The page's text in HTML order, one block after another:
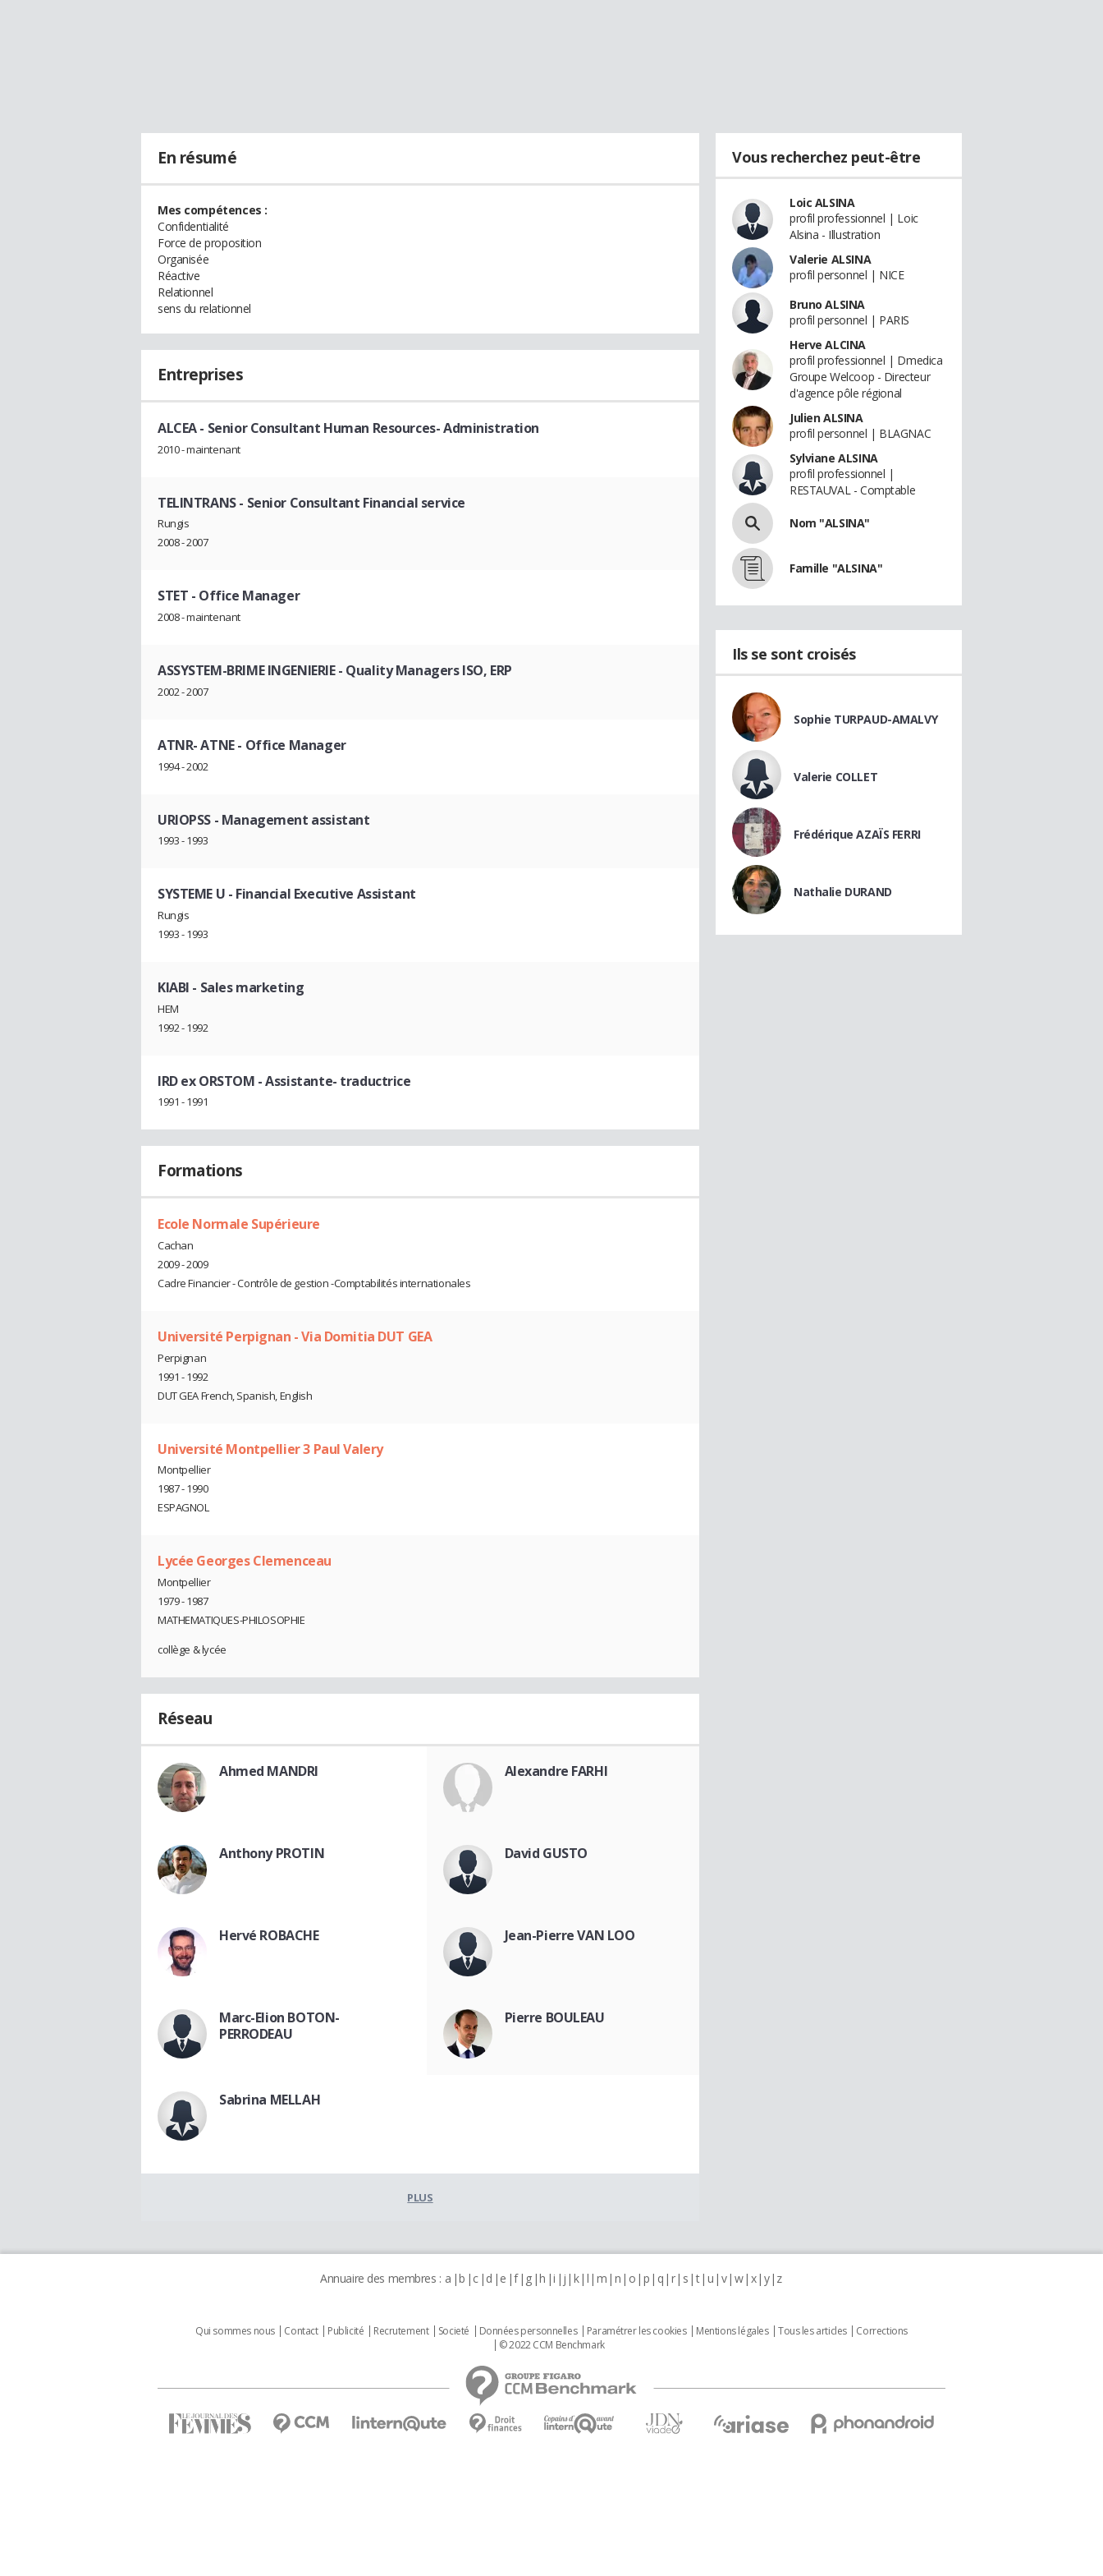
En résumé
Mes compétences :
Confidentialité
Force de proposition
Organisée
Réactive
Relationnel
sens du relationnel
Entreprises
ALCEA- Senior Consultant Human Resources- Administration
2010 - maintenant
TELINTRANS- Senior Consultant Financial service
Rungis
2008 - 2007
STET - Office Manager
2008 - maintenant
ASSYSTEM-BRIME INGENIERIE- Quality Managers ISO, ERP
2002 - 2007
ATNR- ATNE- Office Manager
1994 - 2002
URIOPSS - Management assistant
1993 - 1993
SYSTEME U - Financial Executive Assistant
Rungis
1993 - 1993
KIABI - Sales marketing
HEM
1992 - 1992
IRD ex ORSTOM - Assistante- traductrice
1991 - 1991
Formations
Ecole Normale Supérieure
Cachan
2009 - 2009
Cadre Financier - Contrôle de gestion -Comptabilités internationales
Université Perpignan - Via Domitia DUT GEA
Perpignan
1991 - 1992
DUT GEA French, Spanish, English
Université Montpellier 3 Paul Valery
Montpellier
1987 - 1990
ESPAGNOL
Lycée Georges Clemenceau
Montpellier
1979 - 1987
MATHEMATIQUES-PHILOSOPHIE
collège & lycée
Réseau
Ahmed MANDRI Alexandre FARHI
Anthony PROTIN David GUSTO
Hervé ROBACHE Jean-Pierre VAN LOO
Marc-Elion BOTON-
PERRODEAU
Pierre BOULEAU
Sabrina MELLAH
PLUS
Vous recherchez peut-être
Loic ALSINA
profil professionnel | Loic
Alsina - Illustration
Valerie ALSINA
profil personnel | NICE
Bruno ALSINA
profil personnel | PARIS
Herve ALCINA
profil professionnel | Dmedica
Groupe Welcoop - Directeur
d'agence pôle régional
Julien ALSINA
profil personnel | BLAGNAC
Sylviane ALSINA
profil professionnel |
RESTAUVAL - Comptable
Nom "ALSINA"
Famille "ALSINA"
Ils se sont croisés
Sophie TURPAUD-AMALVY
Valerie COLLET
Frédérique AZAÏS FERRI
Nathalie DURAND
Annuaire des membres : a b c d e f g h i j k l m n o p q r s t u v w x y z
Qui sommes nous Contact Publicité Recrutement Societé Données personnelles Paramétrer les cookies Mentions légales Tous les articles
Corrections
© 2022 CCM Benchmark